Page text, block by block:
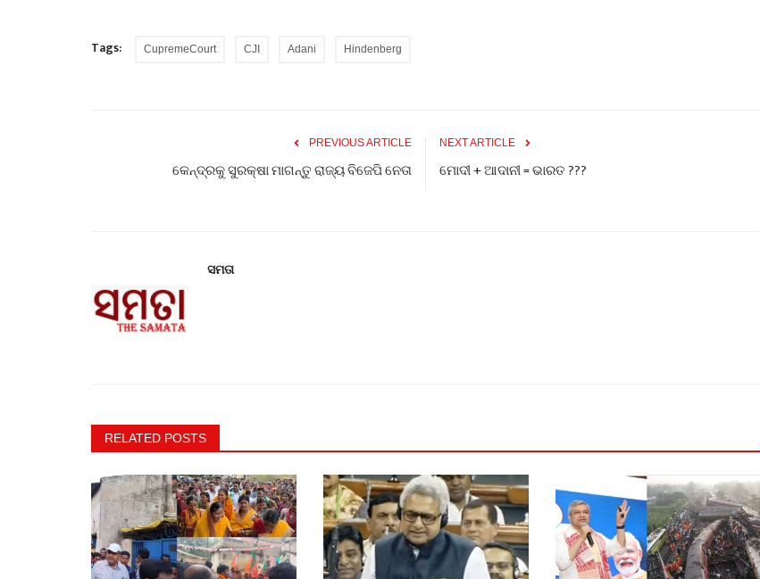
Tags: CupremeCourt CJI Adani Hindenberg
PREVIOUS ARTICLE
କେନ୍ଦ୍ରକୁ ସୁରକ୍ଷା ମାଗନ୍ତୁ ରାଜ୍ୟ ବିଜେପି ନେତା
NEXT ARTICLE
ମୋଦୀ + ଆଦାନୀ = ଭାରତ ???
ସମତା
RELATED POSTS
ଆଜିର ଖବର ମୁଖ୍ୟ ଖବର